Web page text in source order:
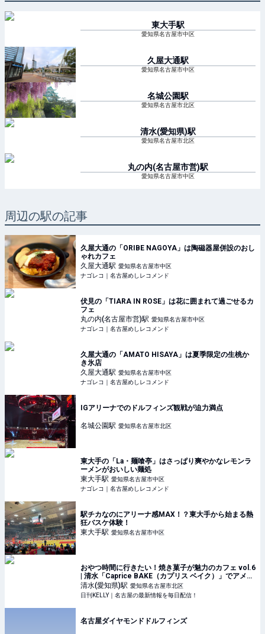
東大手駅
愛知県名古屋市中区
久屋大通駅
愛知県名古屋市中区
名城公園駅
愛知県名古屋市北区
清水(愛知県)駅
愛知県名古屋市北区
丸の内(名古屋市営)駅
愛知県名古屋市中区
周辺の駅の記事
久屋大通の「ORIBE NAGOYA」は陶磁器屋併設のおし
ゃれカフェ
久屋大通駅 愛知県名古屋市中区
ナゴレコ｜名古屋めしレコメンド
伏見の「TIARA IN ROSE」は花に囲まれて過ごせるカ
フェ
丸の内(名古屋市営)駅 愛知県名古屋市中区
ナゴレコ｜名古屋めしレコメンド
久屋大通の「AMATO HISAYA」は夏季限定の生桃か
き氷店
久屋大通駅 愛知県名古屋市中区
ナゴレコ｜名古屋めしレコメンド
IGアリーナでのドルフィンズ観戦が迫力満点
名城公園駅 愛知県名古屋市北区
東大手の「La・麺喰亭」はさっぱり爽やかなレモンラ
ーメンがおいしい麺処
東大手駅 愛知県名古屋市中区
ナゴレコ｜名古屋めしレコメンド
駅チカなのにアリーナ感MAX！？東大手から始まる熱
狂バスケ体験！
東大手駅 愛知県名古屋市中区
おやつ時間に行きたい！焼き菓子が魅力のカフェ vol.6
| 清水「Caprice BAKE（カプリス ベイク）」でアメリ
カンマフィンを堪能 | 日刊KELLY｜名古屋の最新情報を
毎日配信！
清水(愛知県)駅 愛知県名古屋市北区
日刊KELLY｜名古屋の最新情報を毎日配信！
名古屋ダイヤモンドドルフィンズ